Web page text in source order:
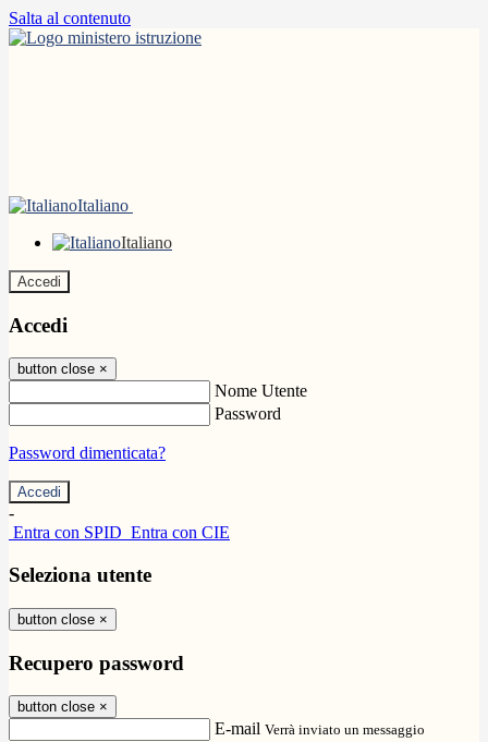
Salta al contenuto
Italiano
Italiano
Accedi
Accedi
button close ×
Nome Utente
Password
Password dimenticata?
-
Entra con SPID Entra con CIE
Seleziona utente
button close ×
Recupero password
button close ×
E-mail Verrà inviato un messaggio